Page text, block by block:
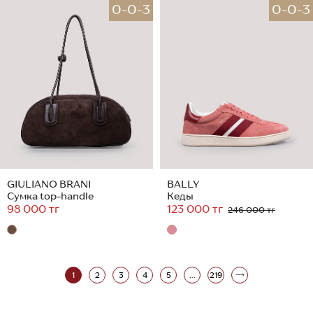
0-0-3
GIULIANO BRANI
Сумка top-handle
98 000 тг
0-0-3
BALLY
Кеды
123 000 тг 246 000 тг
1 2 3 4 5 ... 219